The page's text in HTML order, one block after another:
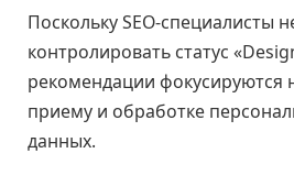
Поскольку SEO-специалисты
контролировать статус
рекомендации фокусируются
приему и обработке
данных.